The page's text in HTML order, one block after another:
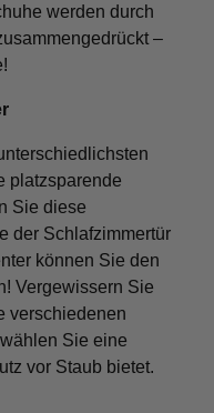
werden durch
–
platzsparende
Sie diese
der Schlafzimmertür
können Sie den
Vergewissern Sie
verschiedenen
Sie eine
vor Staub bietet.